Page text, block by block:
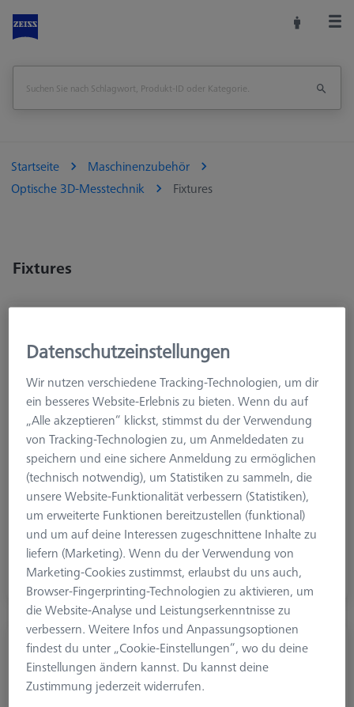
Startseite
Maschinenzubehör
Optische 3D-Messtechnik
Fixtures
Fixtures
Grundplatten
Die Basis für die Quader, Konstruktionselemente und Sets
Datenschutzeinstellungen
Wir nutzen verschiedene Tracking-Technologien, um dir
ein besseres Website-Erlebnis zu bieten. Wenn du auf
„Alle akzeptieren“ klickst, stimmst du der Verwendung
von Tracking-Technologien zu, um Anmeldedaten zu
speichern und eine sichere Anmeldung zu ermöglichen
(technisch notwendig), um Statistiken zu sammeln, die
unsere Website-Funktionalität verbessern (Statistiken),
um erweiterte Funktionen bereitzustellen (funktional)
und um auf deine Interessen zugeschnittene Inhalte zu
liefern (Marketing). Wenn du der Verwendung von
Marketing-Cookies zustimmst, erlaubst du uns auch,
Browser-Fingerprinting-Technologien zu aktivieren, um
die Website-Analyse und Leistungserkenntnisse zu
verbessern. Weitere Infos und Anpassungsoptionen
findest du unter „Cookie-Einstellungen“, wo du deine
Einstellungen ändern kannst. Du kannst deine
Zustimmung jederzeit widerrufen.